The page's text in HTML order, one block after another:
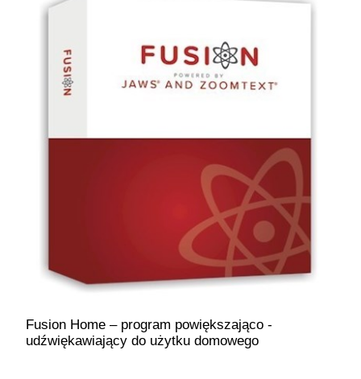
Fusion Home – program powiększająco -
udźwiękawiający do użytku domowego